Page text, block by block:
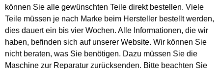
können Sie alle gewünschten Teile direkt bestellen. Viele
Teile müssen je nach Marke beim Hersteller bestellt werden,
dies dauert ein bis vier Wochen. Alle Informationen, die wir
haben, befinden sich auf unserer Website. Wir können Sie
nicht beraten, was Sie benötigen. Dazu müssen Sie die
Maschine zur Reparatur zurücksenden. Bitte beachten Sie